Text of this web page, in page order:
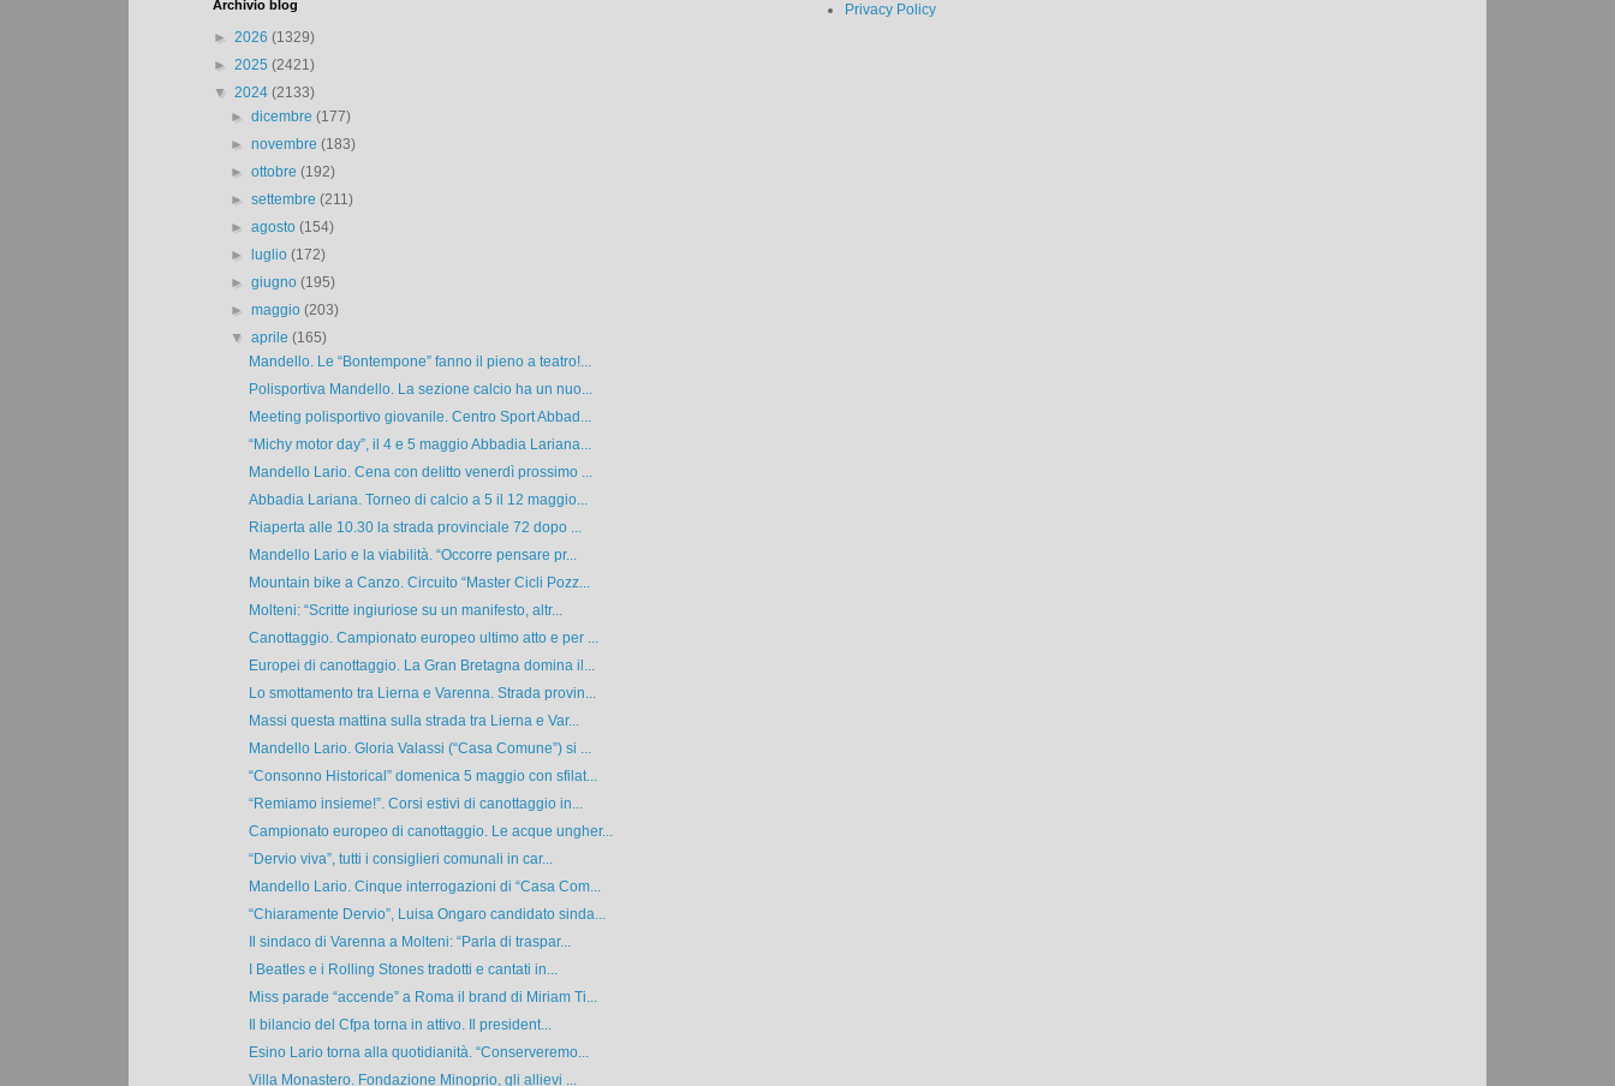
Archivio blog
► 2026 (1329)
► 2025 (2421)
▼ 2024 (2133)
►dicembre(177)
►novembre(183)
►ottobre(192)
►settembre(211)
►agosto(154)
►luglio(172)
►giugno(195)
►maggio(203)
▼aprile(165)
Mandello. Le “Bontempone” fanno il pieno a teatro!...
Polisportiva Mandello. La sezione calcio ha un nuo...
Meeting polisportivo giovanile. Centro Sport Abbad...
“Michy motor day”, il 4 e 5 maggio Abbadia Lariana...
Mandello Lario. Cena con delitto venerdì prossimo ...
Abbadia Lariana. Torneo di calcio a 5 il 12 maggio...
Riaperta alle 10.30 la strada provinciale 72 dopo ...
Mandello Lario e la viabilità. “Occorre pensare pr...
Mountain bike a Canzo. Circuito “Master Cicli Pozz...
Molteni: “Scritte ingiuriose su un manifesto, altr...
Canottaggio. Campionato europeo ultimo atto e per ...
Europei di canottaggio. La Gran Bretagna domina il...
Lo smottamento tra Lierna e Varenna. Strada provin...
Massi questa mattina sulla strada tra Lierna e Var...
Mandello Lario. Gloria Valassi (“Casa Comune”) si ...
“Consonno Historical” domenica 5 maggio con sfilat...
“Remiamo insieme!”. Corsi estivi di canottaggio in...
Campionato europeo di canottaggio. Le acque ungher...
“Dervio viva”, tutti i consiglieri comunali in car...
Mandello Lario. Cinque interrogazioni di “Casa Com...
“Chiaramente Dervio”, Luisa Ongaro candidato sinda...
Il sindaco di Varenna a Molteni: “Parla di traspar...
I Beatles e i Rolling Stones tradotti e cantati in...
Miss parade “accende” a Roma il brand di Miriam Ti...
Il bilancio del Cfpa torna in attivo. Il president...
Esino Lario torna alla quotidianità. “Conserveremo...
Villa Monastero. Fondazione Minoprio, gli allievi ...
Privacy Policy